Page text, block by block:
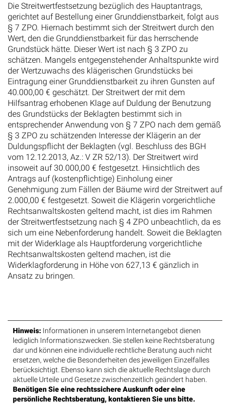
Die Streitwertfestsetzung bezüglich des Hauptantrags,
gerichtet auf Bestellung einer Grunddienstbarkeit, folgt aus
§ 7 ZPO. Hiernach bestimmt sich der Streitwert durch den
Wert, den die Grunddienstbarkeit für das herrschende
Grundstück hätte. Dieser Wert ist nach § 3 ZPO zu
schätzen. Mangels entgegenstehender Anhaltspunkte wird
der Wertzuwachs des klägerischen Grundstücks bei
Eintragung einer Grunddienstbarkeit zu ihren Gunsten auf
40.000,00 € geschätzt. Der Streitwert der mit dem
Hilfsantrag erhobenen Klage auf Duldung der Benutzung
des Grundstücks der Beklagten bestimmt sich in
entsprechender Anwendung von § 7 ZPO nach dem gemäß
§ 3 ZPO zu schätzenden Interesse der Klägerin an der
Duldungspflicht der Beklagten (vgl. Beschluss des BGH
vom 12.12.2013, Az.: V ZR 52/13). Der Streitwert wird
insoweit auf 30.000,00 € festgesetzt. Hinsichtlich des
Antrags auf (kostenpflichtige) Einholung einer
Genehmigung zum Fällen der Bäume wird der Streitwert auf
2.000,00 € festgesetzt. Soweit die Klägerin vorgerichtliche
Rechtsanwaltskosten geltend macht, ist dies im Rahmen
der Streitwertfestsetzung nach § 4 ZPO unbeachtlich, da es
sich um eine Nebenforderung handelt. Soweit die Beklagten
mit der Widerklage als Hauptforderung vorgerichtliche
Rechtsanwaltskosten geltend machen, ist die
Widerklagforderung in Höhe von 627,13 € gänzlich in
Ansatz zu bringen.
Hinweis: Informationen in unserem Internetangebot dienen
lediglich Informationszwecken. Sie stellen keine Rechtsberatung
dar und können eine individuelle rechtliche Beratung auch nicht
ersetzen, welche die Besonderheiten des jeweiligen Einzelfalles
berücksichtigt. Ebenso kann sich die aktuelle Rechtslage durch
aktuelle Urteile und Gesetze zwischenzeitlich geändert haben.
Benötigen Sie eine rechtssichere Auskunft oder eine
persönliche Rechtsberatung, kontaktieren Sie uns bitte.